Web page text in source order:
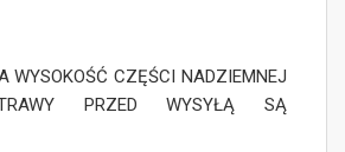
WYSOKOŚĆ CZĘŚCI NADZIEMNEJ
PRZED WYSYŁĄ SĄ